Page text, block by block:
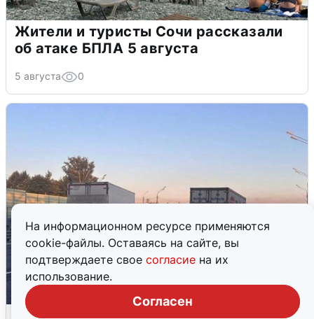
На информационном ресурсе применяются
cookie-файлы. Оставаясь на сайте, вы
подтверждаете свое согласие на их
использование.
Согласен
Жители и туристы Сочи рассказали
об атаке БПЛА 5 августа
5 августа 0
Пять машин столкнулись на